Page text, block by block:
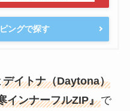
ングで探す
デイトナ（Daytona）
インナーフルZIP』で